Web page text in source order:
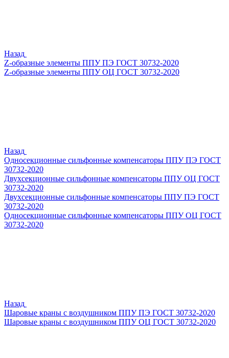
Назад
Z-образные элементы ППУ ПЭ ГОСТ 30732-2020
Z-образные элементы ППУ ОЦ ГОСТ 30732-2020
Назад
Односекционные сильфонные компенсаторы ППУ ПЭ ГОСТ
30732-2020
Двухсекционные сильфонные компенсаторы ППУ ОЦ ГОСТ
30732-2020
Двухсекционные сильфонные компенсаторы ППУ ПЭ ГОСТ
30732-2020
Односекционные сильфонные компенсаторы ППУ ОЦ ГОСТ
30732-2020
Назад
Шаровые краны с воздушником ППУ ПЭ ГОСТ 30732-2020
Шаровые краны с воздушником ППУ ОЦ ГОСТ 30732-2020